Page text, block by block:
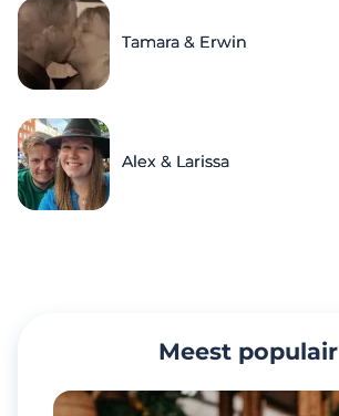
Tamara & Erwin
Alex & Larissa
Meest populair